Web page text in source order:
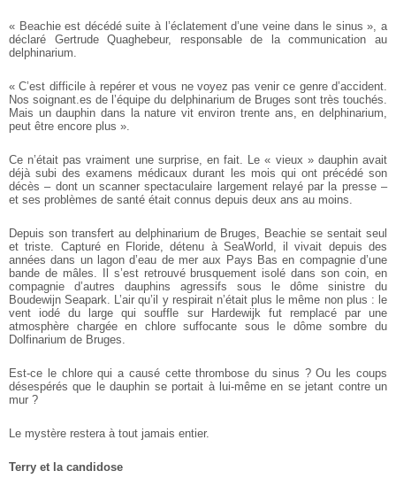
« Beachie est décédé suite à l’éclatement d’une veine dans le sinus », a
déclaré Gertrude Quaghebeur, responsable de la communication au
delphinarium.
« C’est difficile à repérer et vous ne voyez pas venir ce genre d’accident.
Nos soignant.es de l’équipe du delphinarium de Bruges sont très touchés.
Mais un dauphin dans la nature vit environ trente ans, en delphinarium,
peut être encore plus ».
Ce n’était pas vraiment une surprise, en fait. Le « vieux » dauphin avait
déjà subi des examens médicaux durant les mois qui ont précédé son
décès – dont un scanner spectaculaire largement relayé par la presse –
et ses problèmes de santé était connus depuis deux ans au moins.
Depuis son transfert au delphinarium de Bruges, Beachie se sentait seul
et triste. Capturé en Floride, détenu à SeaWorld, il vivait depuis des
années dans un lagon d’eau de mer aux Pays Bas en compagnie d’une
bande de mâles. Il s’est retrouvé brusquement isolé dans son coin, en
compagnie d’autres dauphins agressifs sous le dôme sinistre du
Boudewijn Seapark. L’air qu’il y respirait n’était plus le même non plus : le
vent iodé du large qui souffle sur Hardewijk fut remplacé par une
atmosphère chargée en chlore suffocante sous le dôme sombre du
Dolfinarium de Bruges.
Est-ce le chlore qui a causé cette thrombose du sinus ? Ou les coups
désespérés que le dauphin se portait à lui-même en se jetant contre un
mur ?
Le mystère restera à tout jamais entier.
Terry et la candidose